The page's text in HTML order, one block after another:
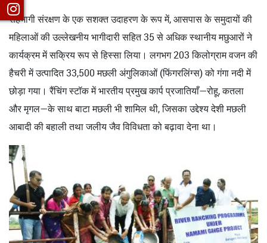
सहभागी संरक्षण के एक सशक्त उदाहरण के रूप में, आसपास के समुदायों की
महिलाओं की उल्लेखनीय भागीदारी सहित 35 से अधिक स्थानीय मछुआरों ने
कार्यक्रम में सक्रिय रूप से हिस्सा लिया। लगभग 203 किलोग्राम वजन की
हैचरी में उत्पादित 33,500 मछली अंगुलिकाओं (फिंगरलिंग्स) को गंगा नदी में
छोड़ा गया। रैंचिंग स्टॉक में भारतीय प्रमुख कार्प प्रजातियाँ—रोहू, कतला
और मृगल—के साथ बाटा मछली भी शामिल थी, जिसका उद्देश्य देशी मछली
आबादी की बहाली तथा जलीय जैव विविधता को बढ़ावा देना था।